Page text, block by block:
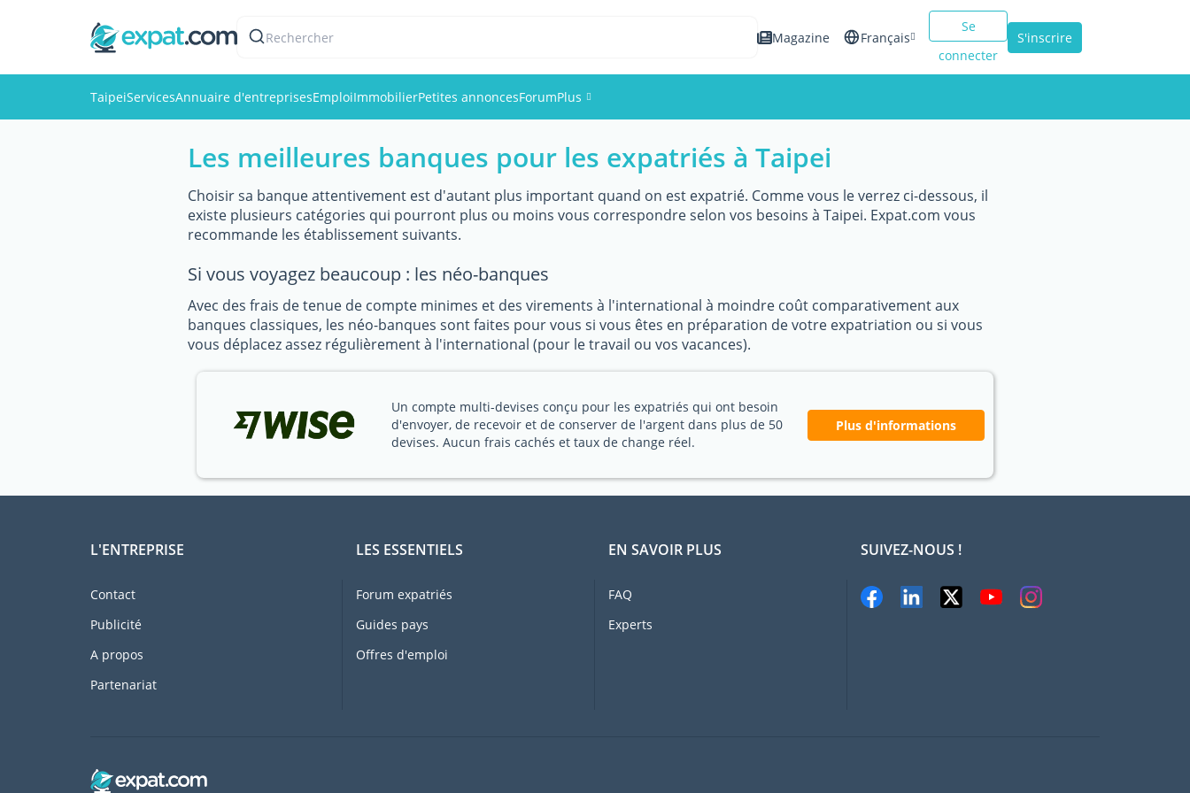
Rechercher Magazine Français
Se
connecter
S'inscrire
TaipeiServicesAnnuaire d'entreprisesEmploiImmobilierPetites annoncesForumPlus
Événements
Membres
Les meilleures banques pour les expatriés à Taipei
Choisir sa banque attentivement est d'autant plus important quand on est expatrié. Comme vous le verrez ci-dessous, il
existe plusieurs catégories qui pourront plus ou moins vous correspondre selon vos besoins à Taipei. Expat.com vous
recommande les établissement suivants.
Si vous voyagez beaucoup : les néo-banques
Avec des frais de tenue de compte minimes et des virements à l'international à moindre coût comparativement aux
banques classiques, les néo-banques sont faites pour vous si vous êtes en préparation de votre expatriation ou si vous
vous déplacez assez régulièrement à l'international (pour le travail ou vos vacances).
Un compte multi-devises conçu pour les expatriés qui ont besoin
d'envoyer, de recevoir et de conserver de l'argent dans plus de 50
devises. Aucun frais cachés et taux de change réel.
Plus d'informations
L'ENTREPRISE
Contact
Publicité
A propos
Partenariat
LES ESSENTIELS
Forum expatriés
Guides pays
Offres d'emploi
EN SAVOIR PLUS
FAQ
Experts
SUIVEZ-NOUS !